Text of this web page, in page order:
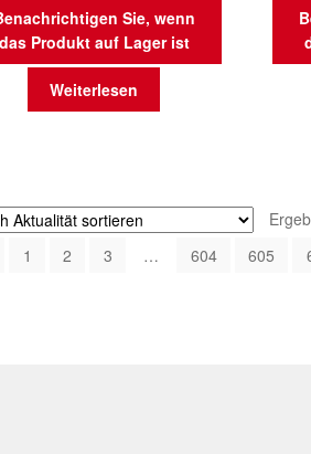
Sie, wenn
Produkt auf Lager ist
Weiterlesen
1 2 3 … 604 605